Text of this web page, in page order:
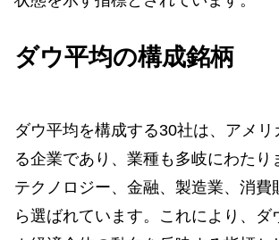
ダウ平均の構成銘柄
ダウ平均を構成する30社は、アメ
る企業であり、業種も多岐にわたり
テクノロジー、金融、製造業、消費
ら選ばれています。これにより、ダ